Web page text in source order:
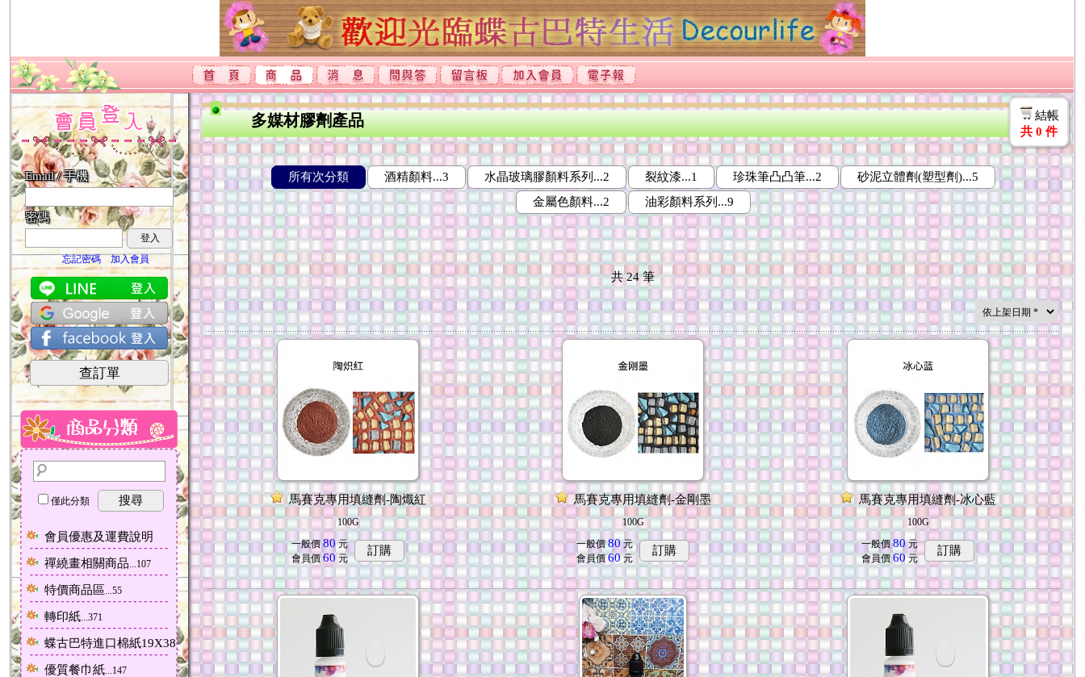
結帳
共 0 件
Email / 手機
密碼
登入
忘記密碼
加入會員
查訂單
僅此分類 搜尋
會員優惠及運費說明
禪繞畫相關商品...107
特價商品區...55
轉印紙...371
蝶古巴特進口棉紙19X38CM
優質餐巾紙...147
多媒材膠劑產品
所有次分類 酒精顏料...3 水晶玻璃膠顏料系列...2 裂紋漆...1 珍珠筆凸凸筆...2
砂泥立體劑(塑型劑)...5
金屬色顏料...2
油彩顏料系列...9
共24筆
馬賽克專用填縫劑-陶熾紅
100G
一般價 80元
會員價 60 元
訂購
馬賽克專用填縫劑-金剛墨
100G
一般價 80元
會員價 60元
訂購
馬賽克專用填縫劑-冰心藍
100G
一般價 80元
會員價 60元
訂購